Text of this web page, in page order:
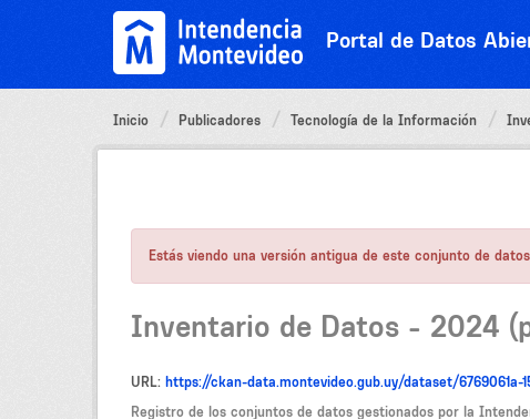
Portal de Datos
Inicio Publicadores Tecnología de la Información
Estás viendo una versión antigua de este conjunto de
Inventario de Datos - 2024
URL: https://ckan-data.montevideo.gub.uy/dataset/
Registro de los conjuntos de datos gestionados por la